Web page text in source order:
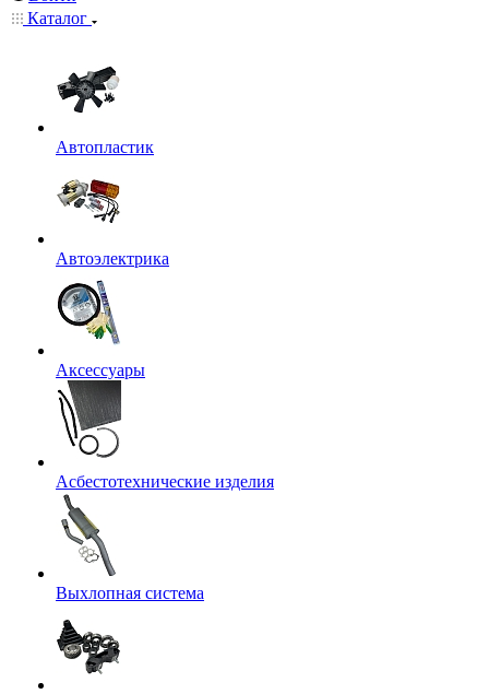
Каталог
Автопластик
Автоэлектрика
Аксессуары
Асбестотехнические изделия
Выхлопная система